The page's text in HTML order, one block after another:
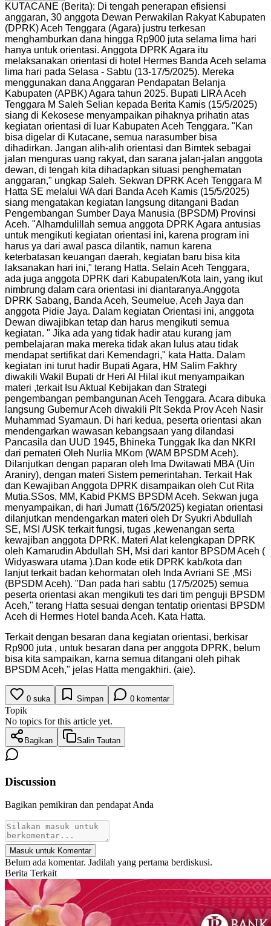
KUTACANE (Berita): Di tengah penerapan efisiensi
anggaran, 30 anggota Dewan Perwakilan Rakyat Kabupaten
(DPRK) Aceh Tenggara (Agara) justru terkesan
menghamburkan dana hingga Rp900 juta selama lima hari
hanya untuk orientasi. Anggota DPRK Agara itu
melaksanakan orientasi di hotel Hermes Banda Aceh selama
lima hari pada Selasa - Sabtu (13-17/5/2025). Mereka
menggunakan dana Anggaran Pendapatan Belanja
Kabupaten (APBK) Agara tahun 2025. Bupati LIRA Aceh
Tenggara M Saleh Selian kepada Berita Kamis (15/5/2025)
siang di Kekosese menyampaikan pihaknya prihatin atas
kegiatan orientasi di luar Kabupaten Aceh Tenggara. "Kan
bisa digelar di Kutacane, semua narasumber bisa
dihadirkan. Jangan alih-alih orientasi dan Bimtek sebagai
jalan menguras uang rakyat, dan sarana jalan-jalan anggota
dewan, di tengah kita dihadapkan situasi penghematan
anggaran," ungkap Saleh. Sekwan DPRK Aceh Tenggara M
Hatta SE melalui WA dari Banda Aceh Kamis (15/5/2025)
siang mengatakan kegiatan langsung ditangani Badan
Pengembangan Sumber Daya Manusia (BPSDM) Provinsi
Aceh. "Alhamdulillah semua anggota DPRK Agara antusias
untuk mengikuti kegiatan orientasi ini, karena program ini
harus ya dari awal pasca dilantik, namun karena
keterbatasan keuangan daerah, kegiatan baru bisa kita
laksanakan hari ini," terang Hatta. Selain Aceh Tenggara,
ada juga anggota DPRK dari Kabupaten/Kota lain, yang ikut
nimbrung dalam cara orientasi ini diantaranya.Anggota
DPRK Sabang, Banda Aceh, Seumelue, Aceh Jaya dan
anggota Pidie Jaya. Dalam kegiatan Orientasi ini, anggota
Dewan diwajibkan tetap dan harus mengikuti semua
kegiatan. " Jika ada yang tidak hadir atau kurang jam
pembelajaran maka mereka tidak akan lulus atau tidak
mendapat sertifikat dari Kemendagri," kata Hatta. Dalam
kegiatan ini turut hadir Bupati Agara, HM Salim Fakhry
diwakili Wakil Bupati dr Heri Al Hilal ikut menyampaikan
materi ,terkait Isu Aktual Kebijakan dan Strategi
pengembangan pembangunan Aceh Tenggara. Acara dibuka
langsung Gubernur Aceh diwakili Plt Sekda Prov Aceh Nasir
Muhammad Syamaun. Di hari kedua, peserta orientasi akan
mendengarkan wawasan kebangsaan yang dilandasi
Pancasila dan UUD 1945, Bhineka Tunggak Ika dan NKRI
dari pemateri Oleh Nurlia MKom (WAM BPSDM Aceh).
Dilanjutkan dengan paparan oleh Ima Dwitawati MBA (Uin
Araniry), dengan materi Sistem pemerintahan. Terkait Hak
dan Kewajiban Anggota DPRK disampaikan oleh Cut Rita
Mutia.SSos, MM, Kabid PKMS BPSDM Aceh. Sekwan juga
menyampaikan, di hari Jumatt (16/5/2025) kegiatan orientasi
dilanjutkan mendengarkan materi oleh Dr Syukri Abdullah
SE, MSI /USK terkait fungsi, tugas ,kewenangan serta
kewajiban anggota DPRK. Materi Alat kelengkapan DPRK
oleh Kamarudin Abdullah SH, Msi dari kantor BPSDM Aceh (
Widyaswara utama ).Dan kode etik DPRK kab/kota dan
lanjut terkait badan kehormatan oleh Inda Avriani SE ,MSi
(BPSDM Aceh). "Dan pada hari sabtu (17/5/2025) semua
peserta orientasi akan mengikuti tes dari tim penguji BPSDM
Aceh," terang Hatta sesuai dengan tentatip orientasi BPSDM
Aceh di Hermes Hotel banda Aceh. Kata Hatta.
Terkait dengan besaran dana kegiatan orientasi, berkisar
Rp900 juta , untuk besaran dana per anggota DPRK, belum
bisa kita sampaikan, karna semua ditangani oleh pihak
BPSDM Aceh," jelas Hatta mengakhiri. (aie).
0 suka Simpan 0 komentar
Topik
No topics for this article yet.
Bagikan Salin Tautan
Discussion
Bagikan pemikiran dan pendapat Anda
Masuk untuk Komentar
Belum ada komentar. Jadilah yang pertama berdiskusi.
Berita Terkait